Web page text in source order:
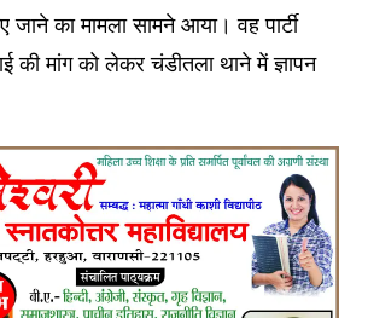
जाने का मामला सामने आया। वह पार्टी
की मांग को लेकर चंडीतला थाने में ज्ञापन